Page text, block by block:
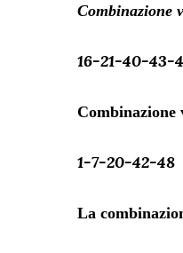
Combinazione
16-21-40-43-
Combinazione
1-7-20-42-48
La